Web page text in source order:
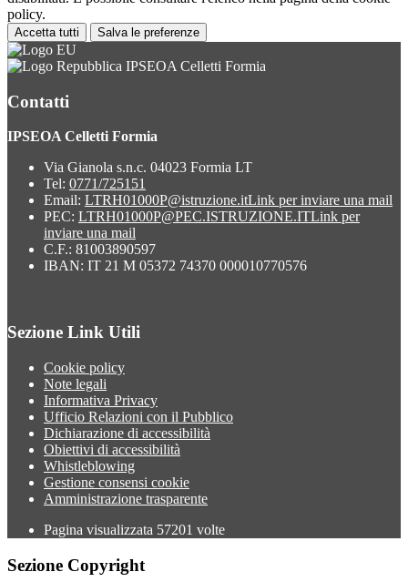
policy.
Accetta tutti Salva le preferenze
IPSEOA Celletti Formia
Contatti
IPSEOA Celletti Formia
Via Gianola s.n.c. 04023 Formia LT
Tel: 0771/725151
Email: LTRH01000P@istruzione.itLink per inviare una mail
PEC: LTRH01000P@PEC.ISTRUZIONE.ITLink per
inviare una mail
C.F.: 81003890597
IBAN: IT 21 M 05372 74370 000010770576
Sezione Link Utili
Cookie policy
Note legali
Informativa Privacy
Ufficio Relazioni con il Pubblico
Dichiarazione di accessibilità
Obiettivi di accessibilità
Whistleblowing
Gestione consensi cookie
Amministrazione trasparente
Pagina visualizzata 57201 volte
Sezione Copyright